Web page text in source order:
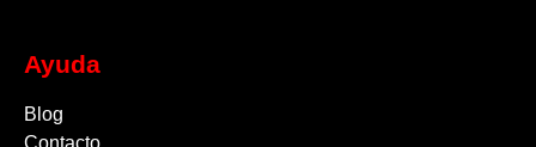
Ayuda
Blog
Contacto